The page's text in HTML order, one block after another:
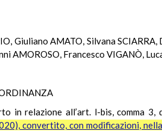
Giuliano AMATO, Silvana
AMOROSO, Francesco VIGANÒ,
in relazione all’art. l-bis, comma 3,
convertito, con modificazioni,